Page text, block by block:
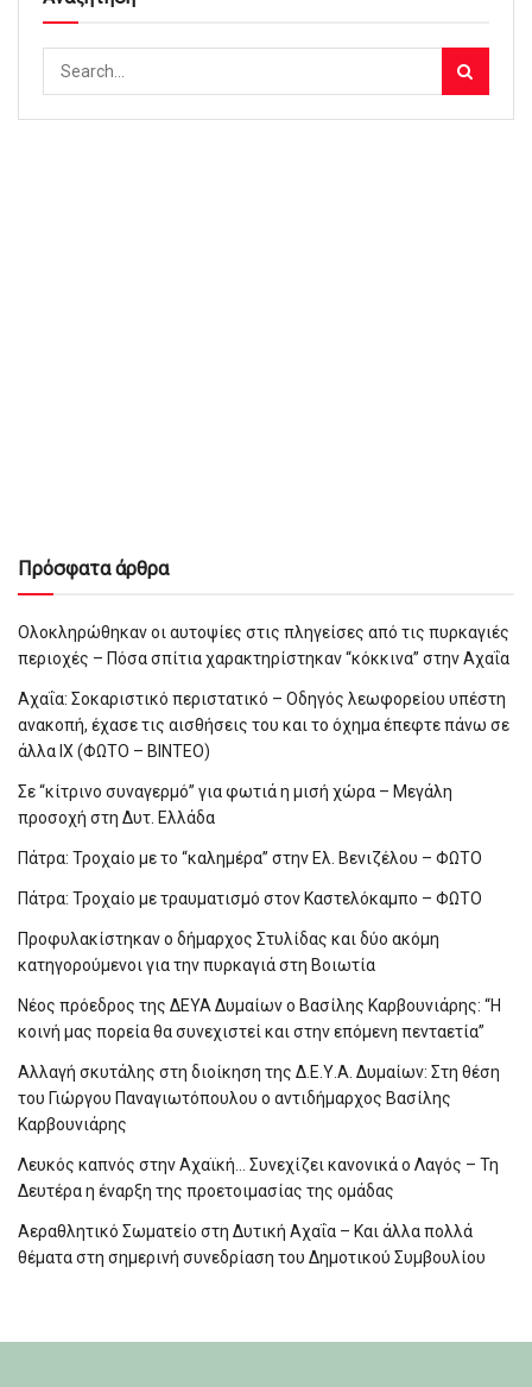
Πρόσφατα άρθρα
Ολοκληρώθηκαν οι αυτοψίες στις πληγείσες από τις πυρκαγιές
περιοχές – Πόσα σπίτια χαρακτηρίστηκαν “κόκκινα” στην Αχαΐα
Αχαΐα: Σοκαριστικό περιστατικό – Οδηγός λεωφορείου υπέστη
ανακοπή, έχασε τις αισθήσεις του και το όχημα έπεφτε πάνω σε
άλλα ΙΧ (ΦΩΤΟ – ΒΙΝΤΕΟ)
Σε “κίτρινο συναγερμό” για φωτιά η μισή χώρα – Μεγάλη
προσοχή στη Δυτ. Ελλάδα
Πάτρα: Τροχαίο με το “καλημέρα” στην Ελ. Βενιζέλου – ΦΩΤΟ
Πάτρα: Τροχαίο με τραυματισμό στον Καστελόκαμπο – ΦΩΤΟ
Προφυλακίστηκαν ο δήμαρχος Στυλίδας και δύο ακόμη
κατηγορούμενοι για την πυρκαγιά στη Βοιωτία
Νέος πρόεδρος της ΔΕΥΑ Δυμαίων ο Βασίλης Καρβουνιάρης: “Η
κοινή μας πορεία θα συνεχιστεί και στην επόμενη πενταετία”
Αλλαγή σκυτάλης στη διοίκηση της Δ.Ε.Υ.Α. Δυμαίων: Στη θέση
του Γιώργου Παναγιωτόπουλου ο αντιδήμαρχος Βασίλης
Καρβουνιάρης
Λευκός καπνός στην Αχαϊκή… Συνεχίζει κανονικά ο Λαγός – Τη
Δευτέρα η έναρξη της προετοιμασίας της ομάδας
Αεραθλητικό Σωματείο στη Δυτική Αχαΐα – Και άλλα πολλά
θέματα στη σημερινή συνεδρίαση του Δημοτικού Συμβουλίου